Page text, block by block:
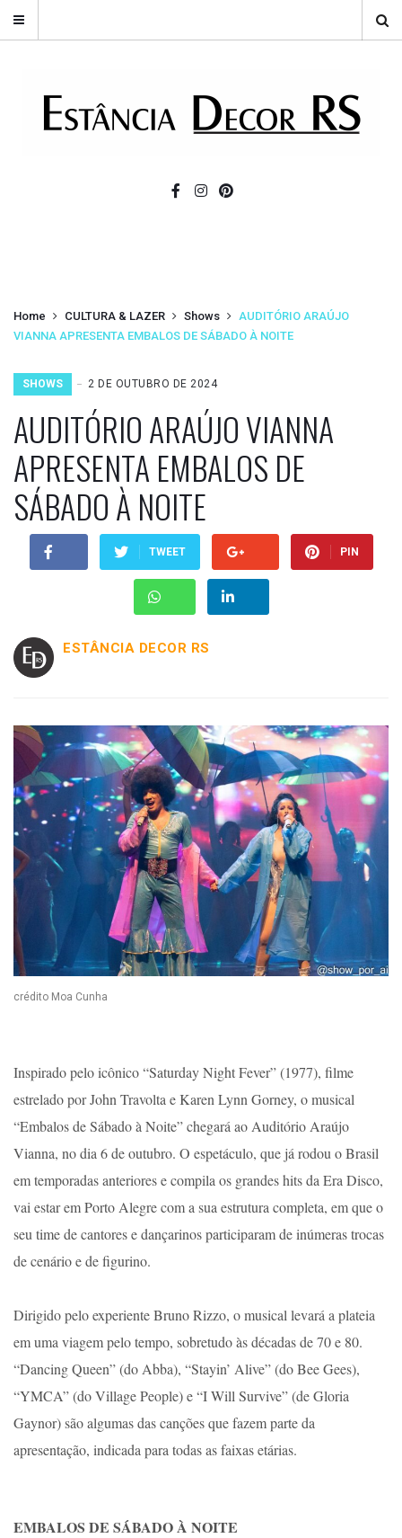
Home CULTURA & LAZER Shows
AUDITÓRIO ARAÚJO
VIANNA APRESENTA EMBALOS DE SÁBADO À NOITE
SHOWS 2 DE OUTUBRO DE 2024
AUDITÓRIO ARAÚJO VIANNA
APRESENTA EMBALOS DE
SÁBADO À NOITE
TWEET PIN
ESTÂNCIA DECOR RS
crédito Moa Cunha
Inspirado pelo icônico “Saturday Night Fever” (1977), filme
estrelado por John Travolta e Karen Lynn Gorney, o musical
“Embalos de Sábado à Noite” chegará ao Auditório Araújo
Vianna, no dia 6 de outubro. O espetáculo, que já rodou o Brasil
em temporadas anteriores e compila os grandes hits da Era Disco,
vai estar em Porto Alegre com a sua estrutura completa, em que o
seu time de cantores e dançarinos participaram de inúmeras trocas
de cenário e de figurino.
Dirigido pelo experiente Bruno Rizzo, o musical levará a plateia
em uma viagem pelo tempo, sobretudo às décadas de 70 e 80.
“Dancing Queen” (do Abba), “Stayin’ Alive” (do Bee Gees),
“YMCA” (do Village People) e “I Will Survive” (de Gloria
Gaynor) são algumas das canções que fazem parte da
apresentação, indicada para todas as faixas etárias.
EMBALOS DE SÁBADO À NOITE